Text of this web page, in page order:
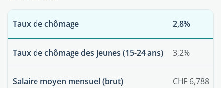
Taux de chômage 2,8%
Taux de chômage des jeunes (15-24 ans) 3,2%
Salaire moyen mensuel (brut) CHF 6,788